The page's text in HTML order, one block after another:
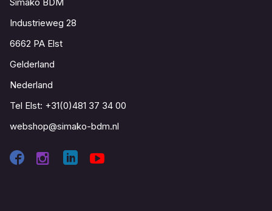
Industrieweg 28
6662 PA Elst
Gelderland
Nederland
Tel Elst: +31(0)481 37 34 00
webshop@simako-bdm.nl